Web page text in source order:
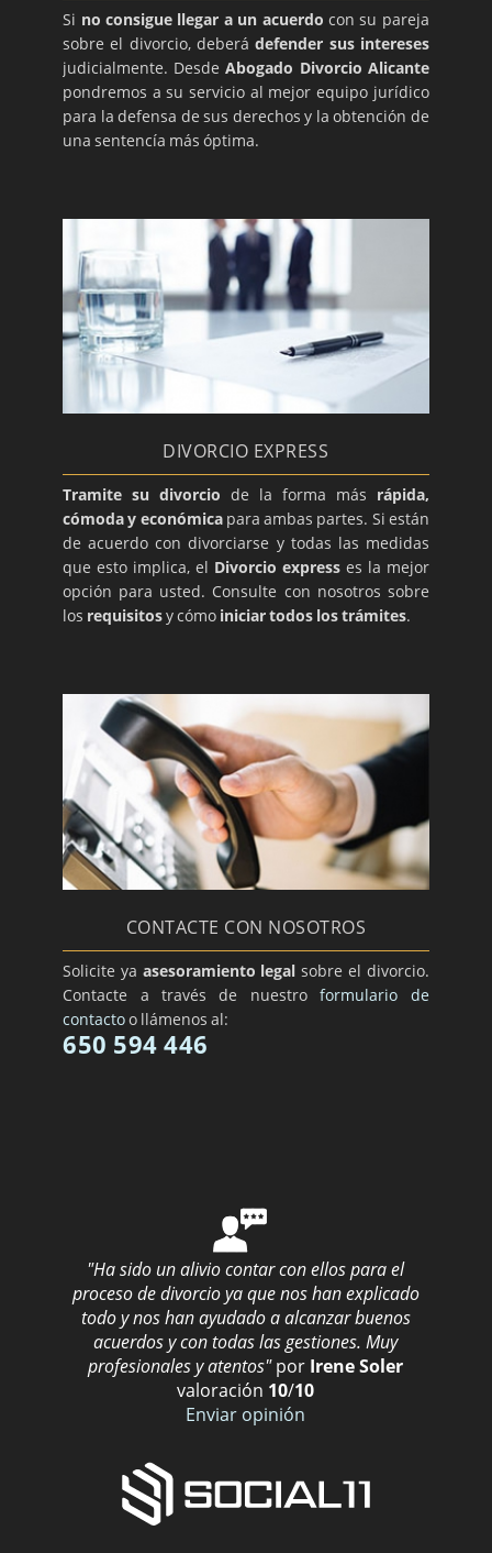
Si no consigue llegar a un acuerdo con su pareja
sobre el divorcio, deberádefender sus intereses
judicialmente. DesdeAbogado Divorcio Alicante
pondremos a su servicio al mejor equipo jurídico
para la defensa de sus derechos y la obtención de
una sentencía más óptima.
DIVORCIO EXPRESS
Tramite su divorcio de la forma más rápida,
cómoda y económicapara ambas partes. Si están
de acuerdo con divorciarse y todas las medidas
que esto implica, el Divorcio expresses la mejor
opción para usted. Consulte con nosotros sobre
los requisitosy cómo iniciar todos los trámites.
CONTACTE CON NOSOTROS
Solicite ya asesoramiento legal sobre el divorcio.
Contacte a través de nuestroformulario de
contactoo llámenos al:
650 594 446
"Ha sido un alivio contar con ellos para el
proceso de divorcio ya que nos han explicado
todo y nos han ayudado a alcanzar buenos
acuerdos y con todas las gestiones. Muy
profesionales y atentos" por Irene Soler
valoración 10/10
Enviar opinión